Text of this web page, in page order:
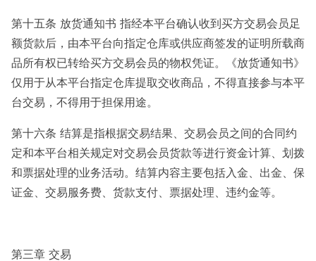
第十五条 放货通知书 指经本平台确认收到买方交易会员足
额货款后，由本平台向指定仓库或供应商签发的证明所载商
品所有权已转给买方交易会员的物权凭证。《放货通知书》
仅用于从本平台指定仓库提取交收商品，不得直接参与本平
台交易，不得用于担保用途。
第十六条 结算是指根据交易结果、交易会员之间的合同约
定和本平台相关规定对交易会员货款等进行资金计算、划拨
和票据处理的业务活动。结算内容主要包括入金、出金、保
证金、交易服务费、货款支付、票据处理、违约金等。
第三章 交易